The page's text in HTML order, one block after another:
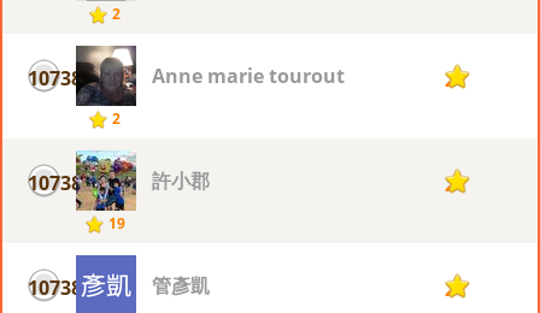
2
10738
2
Anne marie tourout 2
10738
19
許小郡 2
10738 管彥凱 2